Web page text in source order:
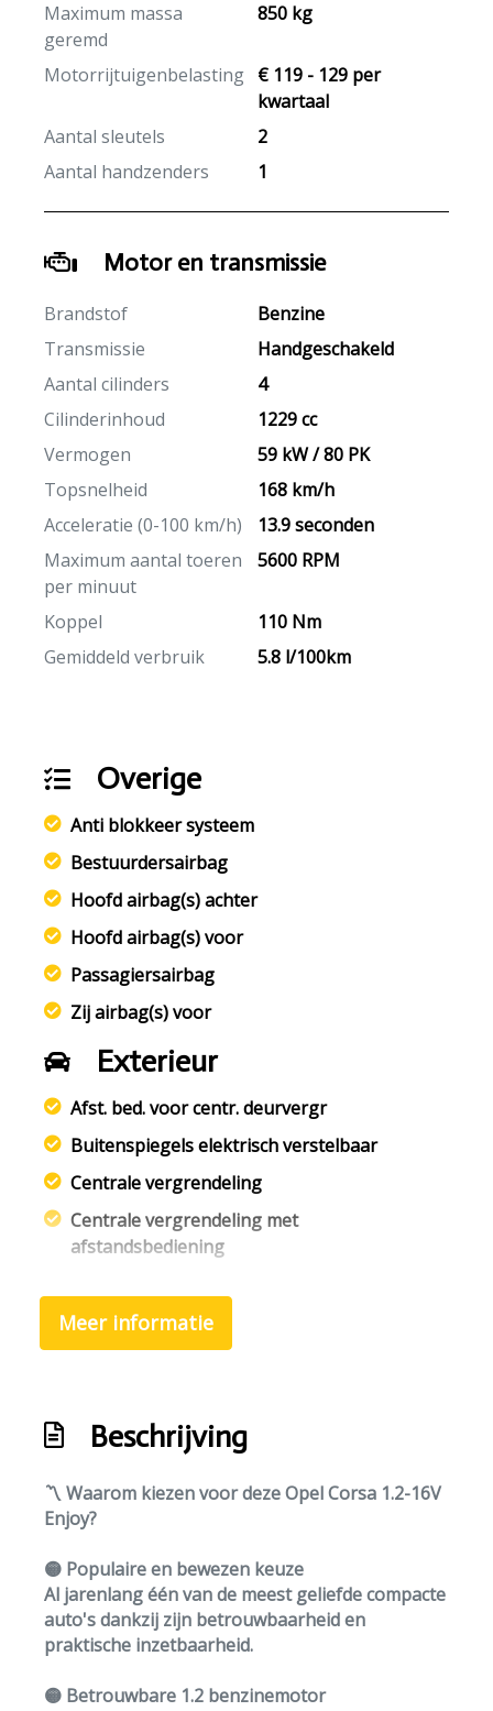
Maximum massa
geremd
850 kg
Motorrijtuigenbelasting € 119 - 129 per
kwartaal
Aantal sleutels
2
Aantal handzenders
1
Motor en transmissie
Brandstof
Benzine
Transmissie
Handgeschakeld
Aantal cilinders
4
Cilinderinhoud
1229 cc
Vermogen
59 kW / 80 PK
Topsnelheid
168 km/h
Acceleratie (0-100 km/h)
13.9 seconden
Maximum aantal toeren
per minuut
5600 RPM
Koppel
110 Nm
Gemiddeld verbruik
5.8 l/100km
Overige
Anti blokkeer systeem
Bestuurdersairbag
Hoofd airbag(s) achter
Hoofd airbag(s) voor
Passagiersairbag
Zij airbag(s) voor
Exterieur
Afst. bed. voor centr. deurvergr
Buitenspiegels elektrisch verstelbaar
Centrale vergrendeling
Centrale vergrendeling met
afstandsbediening
Interieur
Achterbank in delen neerklapbaar
Elektrische ramen voor
Stuur verstelbaar
Meer informatie
Beschrijving
〽️ Waarom kiezen voor deze Opel Corsa 1.2-16V
Enjoy?
🟡 Populaire en bewezen keuze
Al jarenlang één van de meest geliefde compacte
auto's dankzij zijn betrouwbaarheid en
praktische inzetbaarheid.
🟡 Betrouwbare 1.2 benzinemotor